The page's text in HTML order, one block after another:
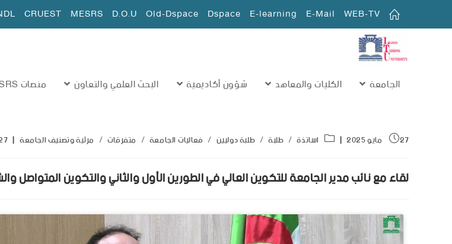
WEB-TV
E-Mail
E-learning
Dspace
Old-Dspace
D.O.U
MESRS
CRUEST
الجامعة الكليات والمعاهد شؤون أكاديمية البحث العلمي والتعاون منصات MESRS
27 مايو 2025 اساتذة / طلبة / طلبة دوليين / فعاليات الجامعة / متفرقات / مرئية وتصنيف الجامعة 27
لقاء مع نائب مدير الجامعة للتكوين العالي في الطورين الأول والثاني والتكوين المتواصل